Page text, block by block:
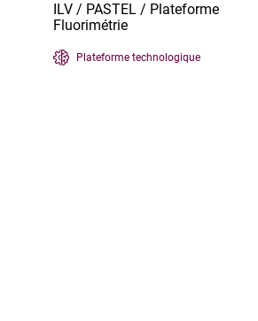
ILV / PASTEL / Plateforme
Fluorimétrie
Plateforme technologique